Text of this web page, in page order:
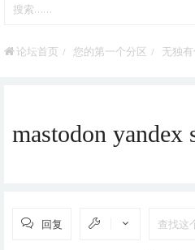
论坛首页 您的第一个分区 无独
mastodon
回复